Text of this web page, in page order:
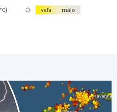
veľa málo
hynú. Štúdia zistila. . . sobota